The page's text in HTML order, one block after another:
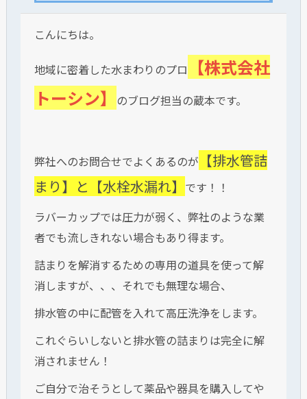
こんにちは。
地域に密着した水まわりのプロ
【株式会社
トーシン】
のブログ担当の蔵本です。
弊社へのお問合せでよくあるのが 【排水管詰
まり】と【水栓水漏れ】 です！！
ラバーカップでは圧力が弱く、弊社のような業
者でも流しきれない場合もあり得ます。
詰まりを解消するための専用の道具を使って解
消しますが、、、それでも無理な場合、
排水管の中に配管を入れて高圧洗浄をします。
これぐらいしないと排水管の詰まりは完全に解
消されません！
ご自分で治そうとして薬品や器具を購入してや